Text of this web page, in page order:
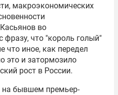
макроэкономических
во
фразу, что "король голый"
что иное, как передел
это и затормозило
рост в России.
бывшем премьер-